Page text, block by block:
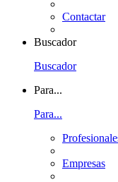
Contactar
Buscador
Buscador
Para...
Para...
Empresas